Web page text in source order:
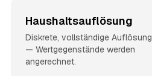
Haushaltsauflösung
Diskrete, vollständige Auflösung
— Wertgegenstände werden
angerechnet.